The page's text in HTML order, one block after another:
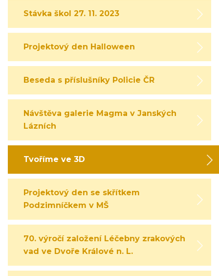
Stávka škol 27. 11. 2023
Projektový den Halloween
Beseda s příslušníky Policie ČR
Návštěva galerie Magma v Janských
Lázních
Tvoříme ve 3D
Projektový den se skřítkem
Podzimníčkem v MŠ
70. výročí založení Léčebny zrakových
vad ve Dvoře Králové n. L.